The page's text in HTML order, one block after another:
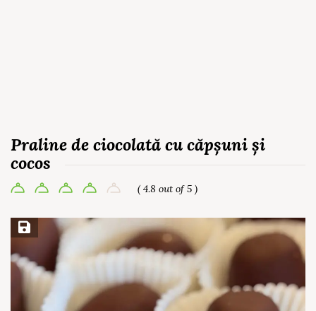
Praline de ciocolată cu căpșuni și
cocos
( 4.8 out of 5 )
Save Recipe